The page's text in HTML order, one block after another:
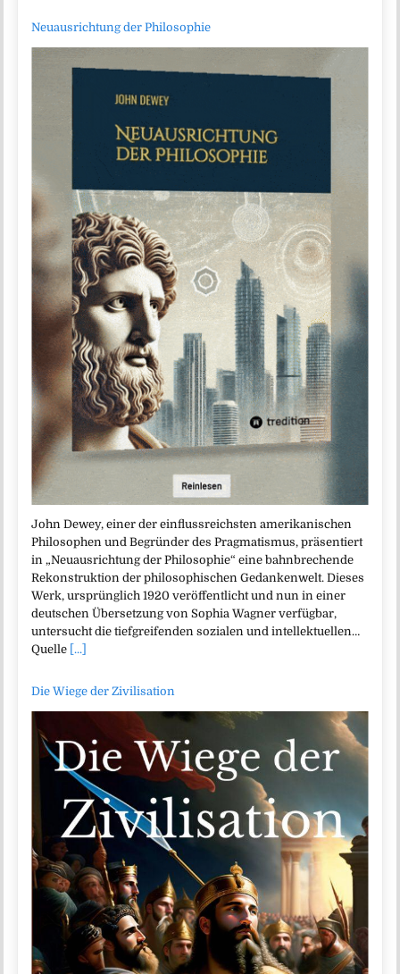
Neuausrichtung der Philosophie
John Dewey, einer der einflussreichsten amerikanischen
Philosophen und Begründer des Pragmatismus, präsentiert
in „Neuausrichtung der Philosophie“ eine bahnbrechende
Rekonstruktion der philosophischen Gedankenwelt. Dieses
Werk, ursprünglich 1920 veröffentlicht und nun in einer
deutschen Übersetzung von Sophia Wagner verfügbar,
untersucht die tiefgreifenden sozialen und intellektuellen…
Quelle [...]
Die Wiege der Zivilisation